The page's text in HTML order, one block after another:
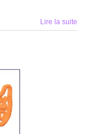
Lire la suite